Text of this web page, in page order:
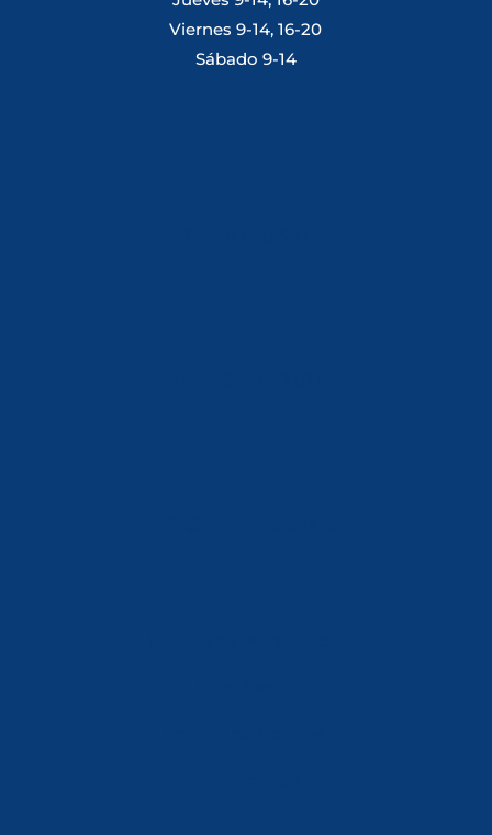
Viernes 9-14, 16-20
Sábado 9-14